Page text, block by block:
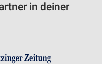
in deiner